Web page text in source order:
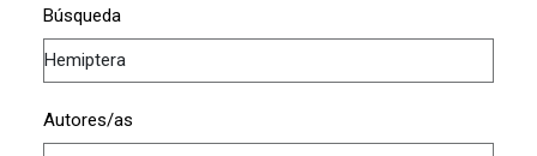
Búsqueda
Autores/as